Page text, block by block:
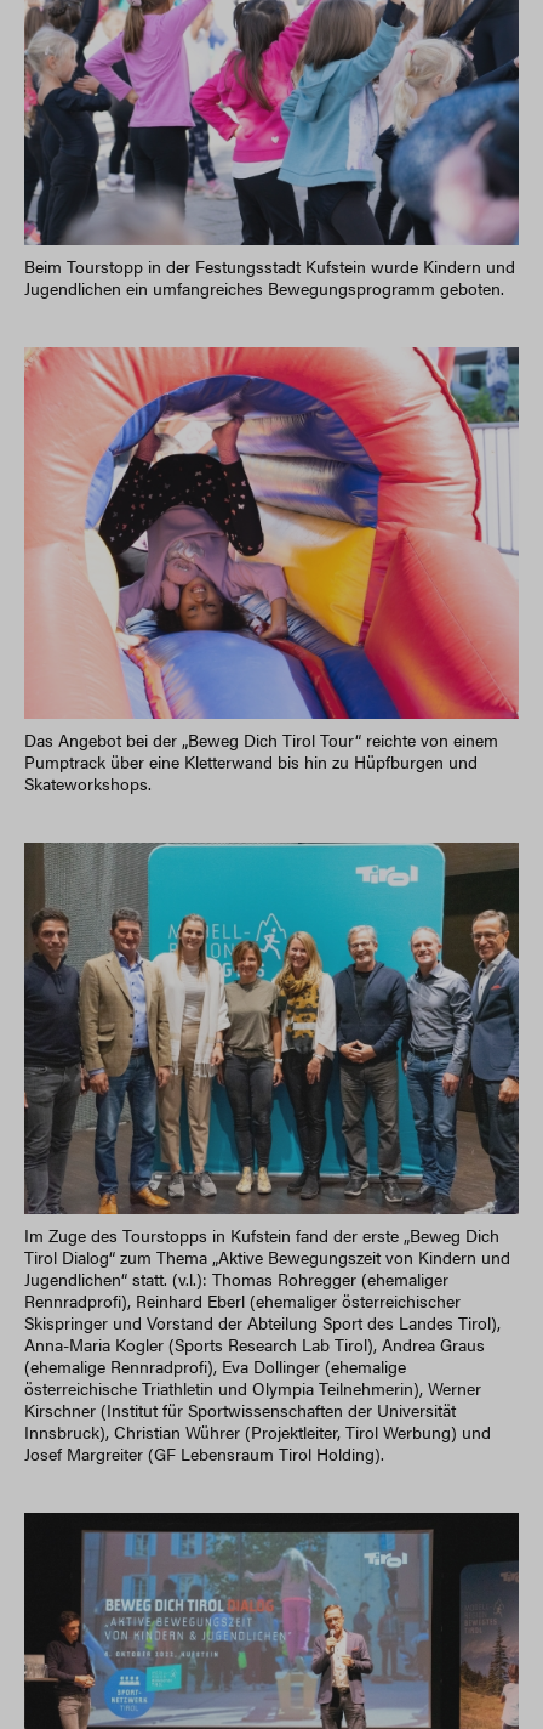
Beim Tourstopp in der Festungsstadt Kufstein wurde Kindern und
Jugendlichen ein umfangreiches Bewegungsprogramm geboten.
Das Angebot bei der „Beweg Dich Tirol Tour“ reichte von einem
Pumptrack über eine Kletterwand bis hin zu Hüpfburgen und
Skateworkshops.
Im Zuge des Tourstopps in Kufstein fand der erste „Beweg Dich
Tirol Dialog“ zum Thema „Aktive Bewegungszeit von Kindern und
Jugendlichen“ statt. (v.l.): Thomas Rohregger (ehemaliger
Rennradprofi), Reinhard Eberl (ehemaliger österreichischer
Skispringer und Vorstand der Abteilung Sport des Landes Tirol),
Anna-Maria Kogler (Sports Research Lab Tirol), Andrea Graus
(ehemalige Rennradprofi), Eva Dollinger (ehemalige
österreichische Triathletin und Olympia Teilnehmerin), Werner
Kirschner (Institut für Sportwissenschaften der Universität
Innsbruck), Christian Wührer (Projektleiter, Tirol Werbung) und
Josef Margreiter (GF Lebensraum Tirol Holding).